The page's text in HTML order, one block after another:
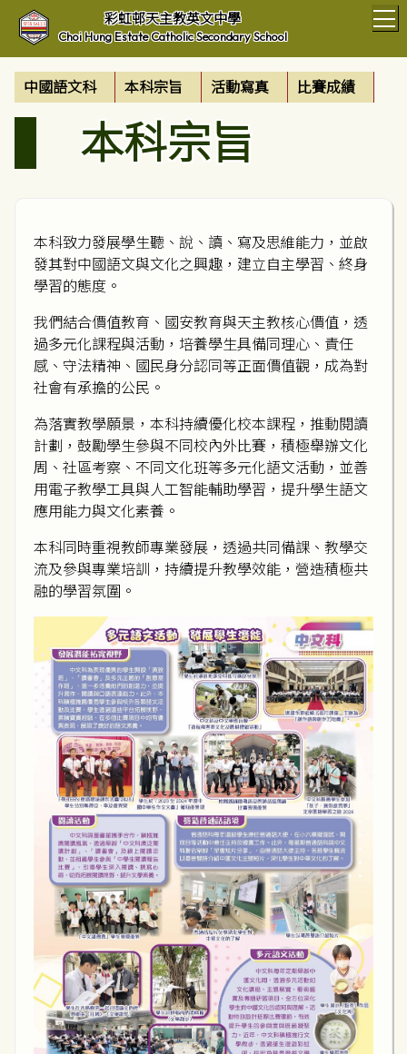
彩虹邨天主教英文中學
Choi Hung Estate Catholic Secondary School
中國語文科 本科宗旨 活動寫真 比賽成績
本科宗旨
本科致力發展學生聽、說、讀、寫及思維能力，並啟
發其對中國語文與文化之興趣，建立自主學習、終身
學習的態度。
我們結合價值教育、國安教育與天主教核心價值，透
過多元化課程與活動，培養學生具備同理心、責任
感、守法精神、國民身分認同等正面價值觀，成為對
社會有承擔的公民。
為落實教學願景，本科持續優化校本課程，推動閱讀
計劃，鼓勵學生參與不同校內外比賽，積極舉辦文化
周、社區考察、不同文化班等多元化語文活動，並善
用電子教學工具與人工智能輔助學習，提升學生語文
應用能力與文化素養。
本科同時重視教師專業發展，透過共同備課、教學交
流及參與專業培訓，持續提升教學效能，營造積極共
融的學習氛圍。